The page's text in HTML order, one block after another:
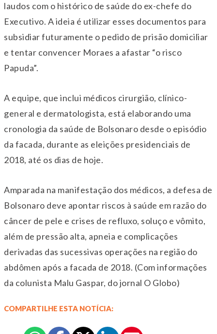
laudos com o histórico de saúde do ex-chefe do
Executivo. A ideia é utilizar esses documentos para
subsidiar futuramente o pedido de prisão domiciliar
e tentar convencer Moraes a afastar “o risco
Papuda”.
A equipe, que inclui médicos cirurgião, clínico-
general e dermatologista, está elaborando uma
cronologia da saúde de Bolsonaro desde o episódio
da facada, durante as eleições presidenciais de
2018, até os dias de hoje.
Amparada na manifestação dos médicos, a defesa de
Bolsonaro deve apontar riscos à saúde em razão do
câncer de pele e crises de refluxo, soluço e vômito,
além de pressão alta, apneia e complicações
derivadas das sucessivas operações na região do
abdômen após a facada de 2018. (Com informações
da colunista Malu Gaspar, do jornal O Globo)
COMPARTILHE ESTA NOTÍCIA: